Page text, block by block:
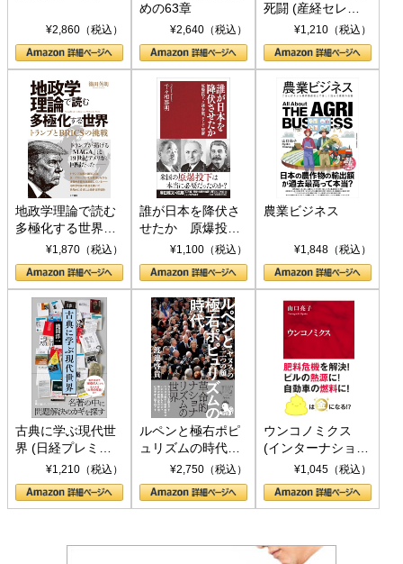
¥2,860（税込）
めの63章
¥2,640（税込）
死闘 (産経セレク
ト S 039)¥1,210（税込）
地政学理論で読む
多極化する世界：
トランプとBRICS
の挑戦
¥1,870（税込）
誰が日本を降伏さ
せたか 原爆投
下、ソ連参戦、そ
して聖断 (PHP新
書)
¥1,100（税込）
農業ビジネス
¥1,848（税込）
古典に学ぶ現代世
界 (日経プレミア
シリーズ)¥1,210（税込）
ルペンと極右ポピ
ュリズムの時代：
〈ヤヌス〉の二つ
の顔
¥2,750（税込）
ウンコノミクス
(インターナショナ
ル新書)¥1,045（税込）